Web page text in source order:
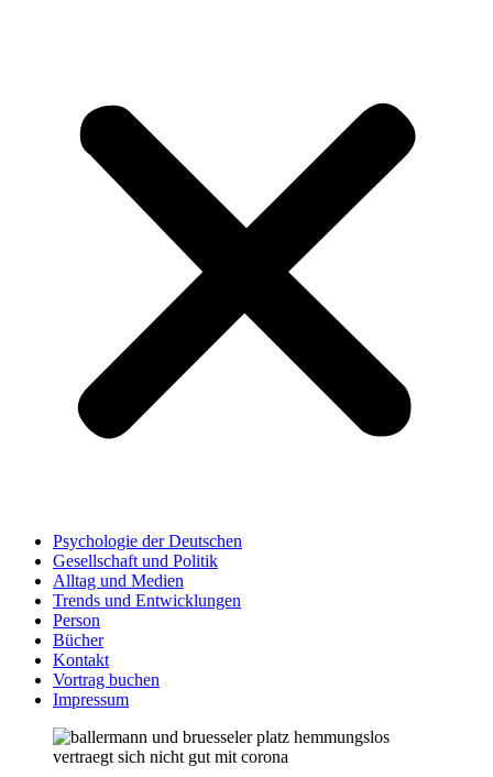
Psychologie der Deutschen
Gesellschaft und Politik
Alltag und Medien
Trends und Entwicklungen
Person
Bücher
Kontakt
Vortrag buchen
Impressum